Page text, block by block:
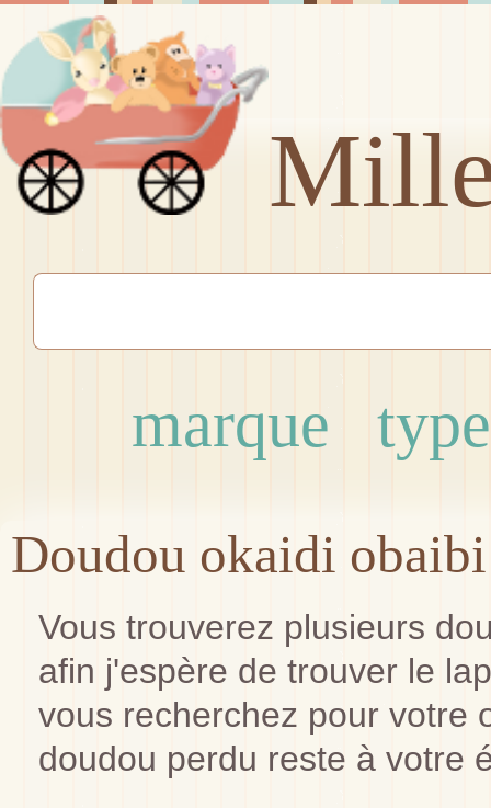
marque type
Doudou okaidi obaibi
Vous trouverez plusieurs
afin j'espère de trouver le
vous recherchez pour votre
doudou perdu reste à votre